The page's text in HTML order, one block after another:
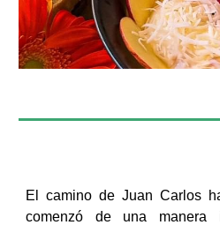
El camino de Juan Carlos
comenzó de una manera